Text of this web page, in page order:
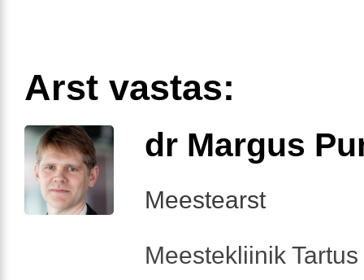
Arst vastas:
dr Margus
Meestearst
Meestekliinik